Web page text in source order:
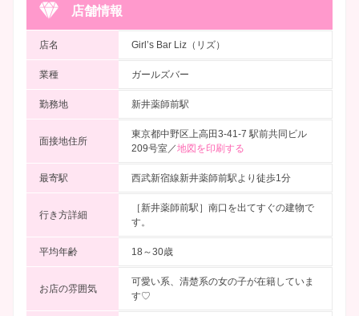
店舗情報
店名 Girl’s Bar Liz（リズ）
業種 ガールズバー
勤務地 新井薬師前駅
面接地住所
東京都中野区上高田3-41-7 駅前共同ビル
209号室／地図を印刷する
最寄駅 西武新宿線新井薬師前駅より徒歩1分
行き方詳細
［新井薬師前駅］南口を出てすぐの建物で
す。
平均年齢 18～30歳
お店の雰囲気
可愛い系、清楚系の女の子が在籍していま
す♡